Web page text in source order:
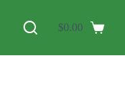
$0.00